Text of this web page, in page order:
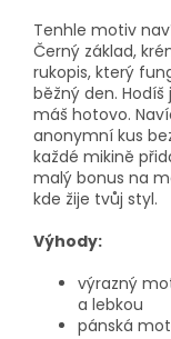
Tenhle motiv
Černý základ,
rukopis, který
běžný den.
máš hotovo.
anonymní kus
každé mikině
malý bonus na
kde žije tvůj styl.
Výhody:
výrazný
a lebkou
pánská